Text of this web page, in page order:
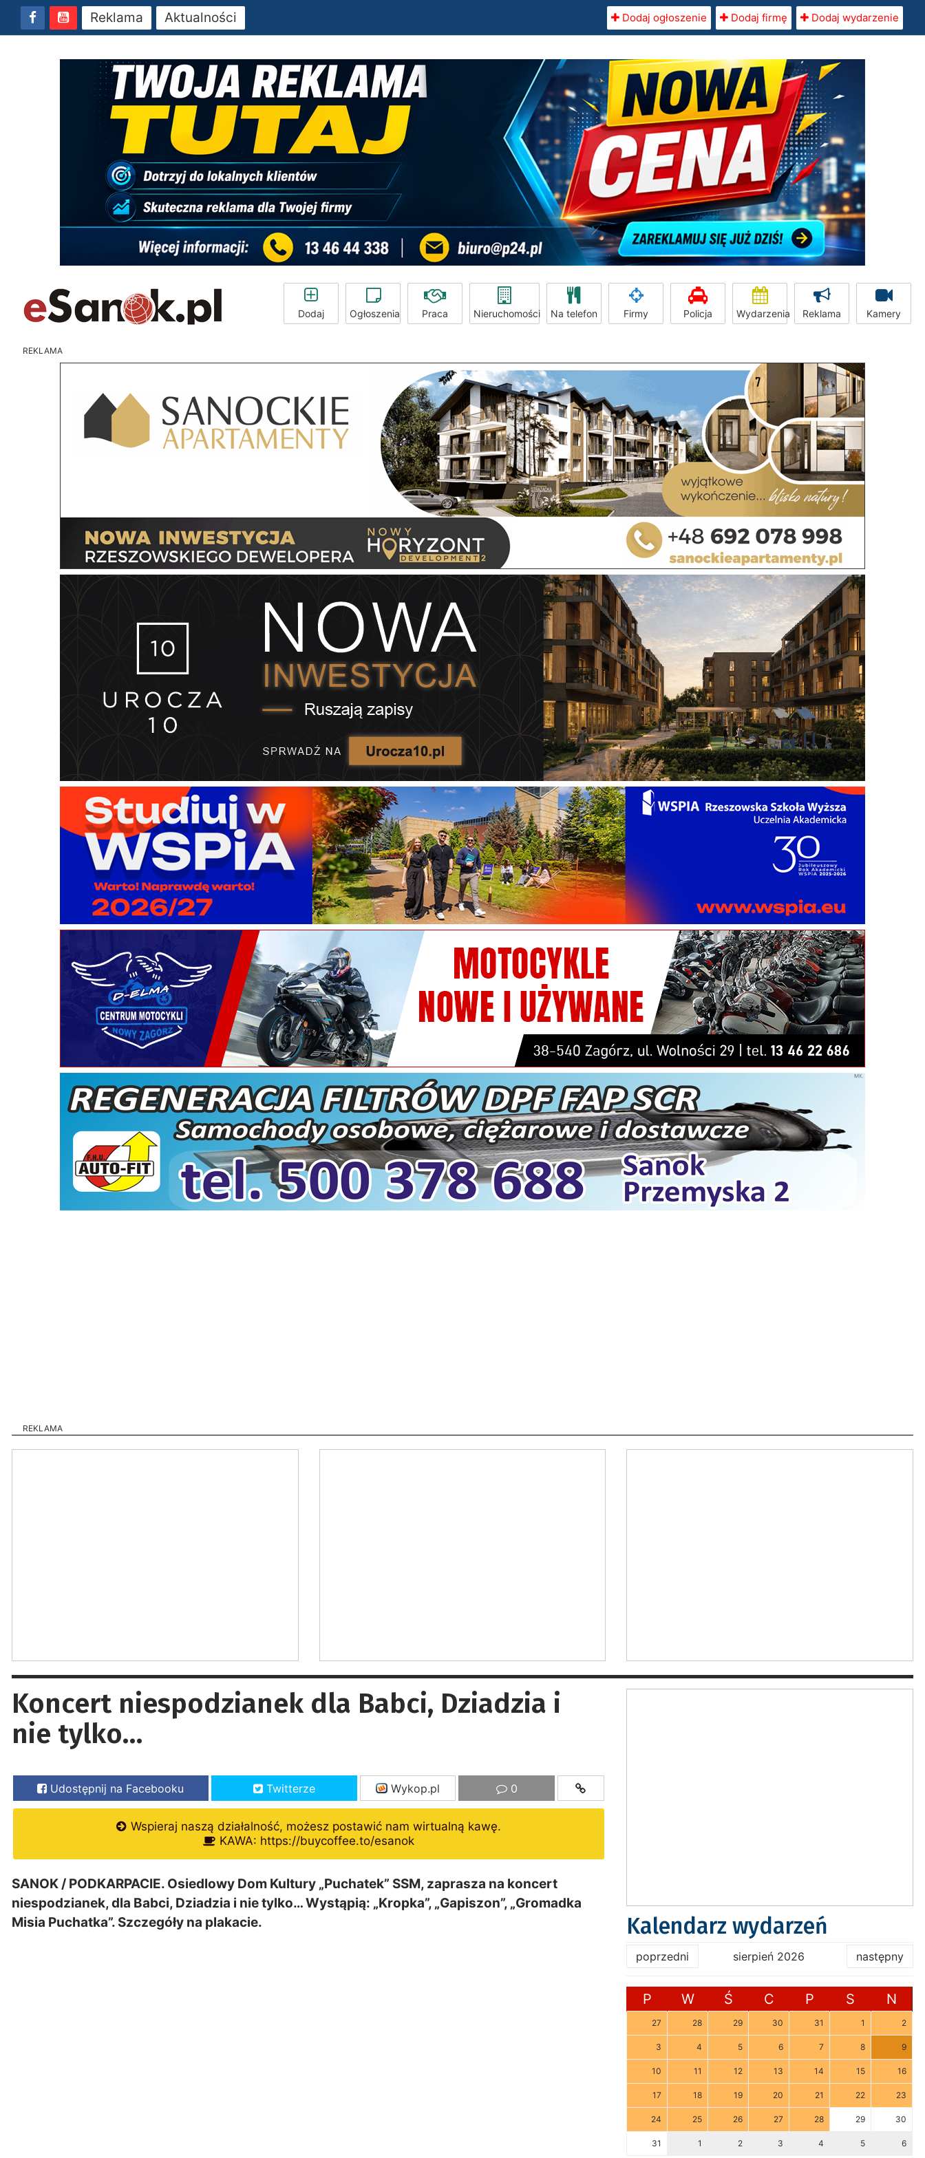
Reklama Aktualności Dodaj ogłoszenie Dodaj firmę Dodaj wydarzenie
Dodaj Ogłoszenia Praca Nieruchomości Na telefon Firmy Policja Wydarzenia Reklama Kamery
REKLAMA
REKLAMA
Koncert niespodzianek dla Babci, Dziadzia i
nie tylko…
Udostępnij na Facebooku Twitterze Wykop.pl 0
Wspieraj naszą działalność, możesz postawić nam wirtualną kawę.
KAWA: https://buycoffee.to/esanok
SANOK / PODKARPACIE. Osiedlowy Dom Kultury „Puchatek” SSM, zaprasza na koncert
niespodzianek, dla Babci, Dziadzia i nie tylko… Wystąpią: „Kropka”, „Gapiszon”, „Gromadka
Misia Puchatka”. Szczegóły na plakacie.
Kalendarz wydarzeń
poprzedni sierpień 2026 następny
P W Ś C P S N
27 28 29 30 31 1 2
3 4 5 6 7 8 9
10 11 12 13 14 15 16
17 18 19 20 21 22 23
24 25 26 27 28 29 30
31 1 2 3 4 5 6